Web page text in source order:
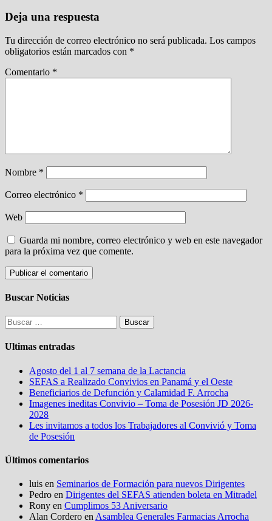
Deja una respuesta
Tu dirección de correo electrónico no será publicada. Los campos
obligatorios están marcados con *
Comentario *
Nombre *
Correo electrónico *
Web
Guarda mi nombre, correo electrónico y web en este navegador
para la próxima vez que comente.
Buscar Noticias
Buscar:
Ultimas entradas
Agosto del 1 al 7 semana de la Lactancia
SEFAS a Realizado Convivios en Panamá y el Oeste
Beneficiarios de Defunción y Calamidad F. Arrocha
Imagenes ineditas Convivio – Toma de Posesión JD 2026-
2028
Les invitamos a todos los Trabajadores al Convivió y Toma
de Posesión
Últimos comentarios
luis en Seminarios de Formación para nuevos Dirigentes
Pedro en Dirigentes del SEFAS atienden boleta en Mitradel
Rony en Cumplimos 53 Aniversario
Alan Cordero en Asamblea Generales Farmacias Arrocha